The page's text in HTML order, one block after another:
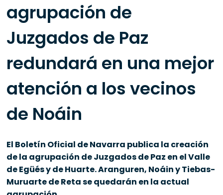
agrupación de
Juzgados de Paz
redundará en una mejor
atención a los vecinos
de Noáin
El Boletín Oficial de Navarra publica la creación
de la agrupación de Juzgados de Paz en el Valle
de Egüés y de Huarte. Aranguren, Noáin y Tiebas-
Muruarte de Reta se quedarán en la actual